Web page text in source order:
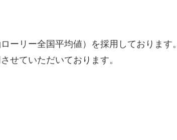
リー全国平均値）を採用しております。
せていただいております。